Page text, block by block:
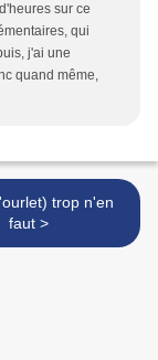
sur ce
qui
j'ai une
quand même,
trop n'en
faut >